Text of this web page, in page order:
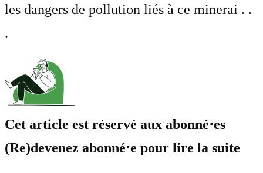
les dangers de pollution liés à ce minerai . .
.
Cet article est réservé aux abonné⋅es
(Re)devenez abonné⋅e pour lire la suite